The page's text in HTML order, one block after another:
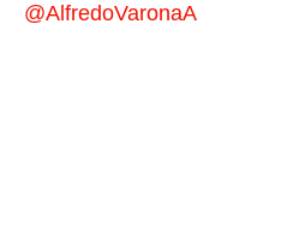
@AlfredoVaronaA